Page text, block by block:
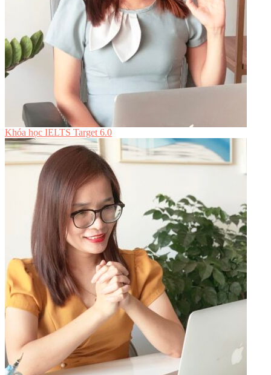
Khóa học IELTS Target 6.0